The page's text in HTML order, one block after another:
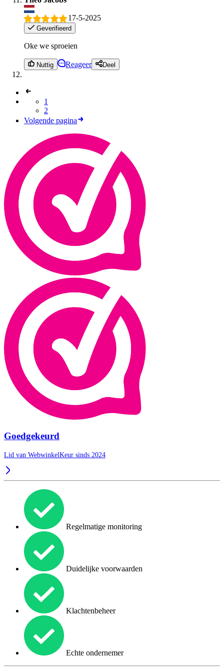
17-5-2025
Geverifieerd
Oke we sproeien
Nuttig Reageer Deel
1
2
Volgende pagina
Goedgekeurd
Lid van WebwinkelKeur sinds 2024
Regelmatige monitoring
Duidelijke voorwaarden
Klachtenbeheer
Echte ondernemer